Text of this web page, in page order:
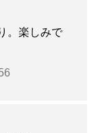
。楽しみで